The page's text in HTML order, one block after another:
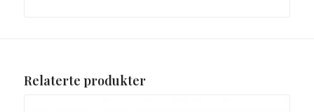
Relaterte produkter